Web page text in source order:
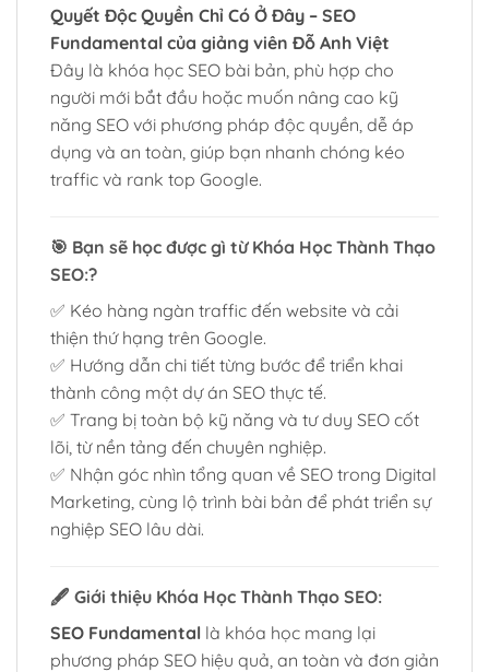
Quyết Độc Quyền Chỉ Có Ở Đây – SEO
Fundamental của giảng viên Đỗ Anh Việt
Đây là khóa học SEO bài bản, phù hợp cho
người mới bắt đầu hoặc muốn nâng cao kỹ
năng SEO với phương pháp độc quyền, dễ áp
dụng và an toàn, giúp bạn nhanh chóng kéo
traffic và rank top Google.
🎯 Bạn sẽ học được gì từ Khóa Học Thành Thạo
SEO:?
✅ Kéo hàng ngàn traffic đến website và cải
thiện thứ hạng trên Google.
✅ Hướng dẫn chi tiết từng bước để triển khai
thành công một dự án SEO thực tế.
✅ Trang bị toàn bộ kỹ năng và tư duy SEO cốt
lõi, từ nền tảng đến chuyên nghiệp.
✅ Nhận góc nhìn tổng quan về SEO trong Digital
Marketing, cùng lộ trình bài bản để phát triển sự
nghiệp SEO lâu dài.
🖋️ Giới thiệu Khóa Học Thành Thạo SEO:
SEO Fundamental là khóa học mang lại
phương pháp SEO hiệu quả, an toàn và đơn giản